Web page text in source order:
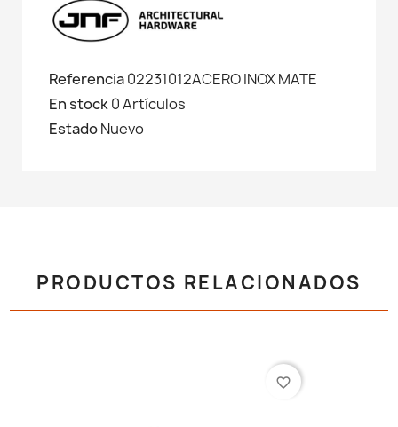
Referencia02231012ACERO INOX MATE
En stock0 Artículos
EstadoNuevo
PRODUCTOS RELACIONADOS
favorite_border